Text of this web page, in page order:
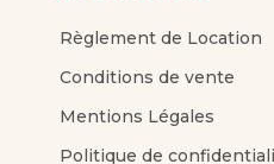
Règlement de Location
Conditions de vente
Mentions Légales
Politique de